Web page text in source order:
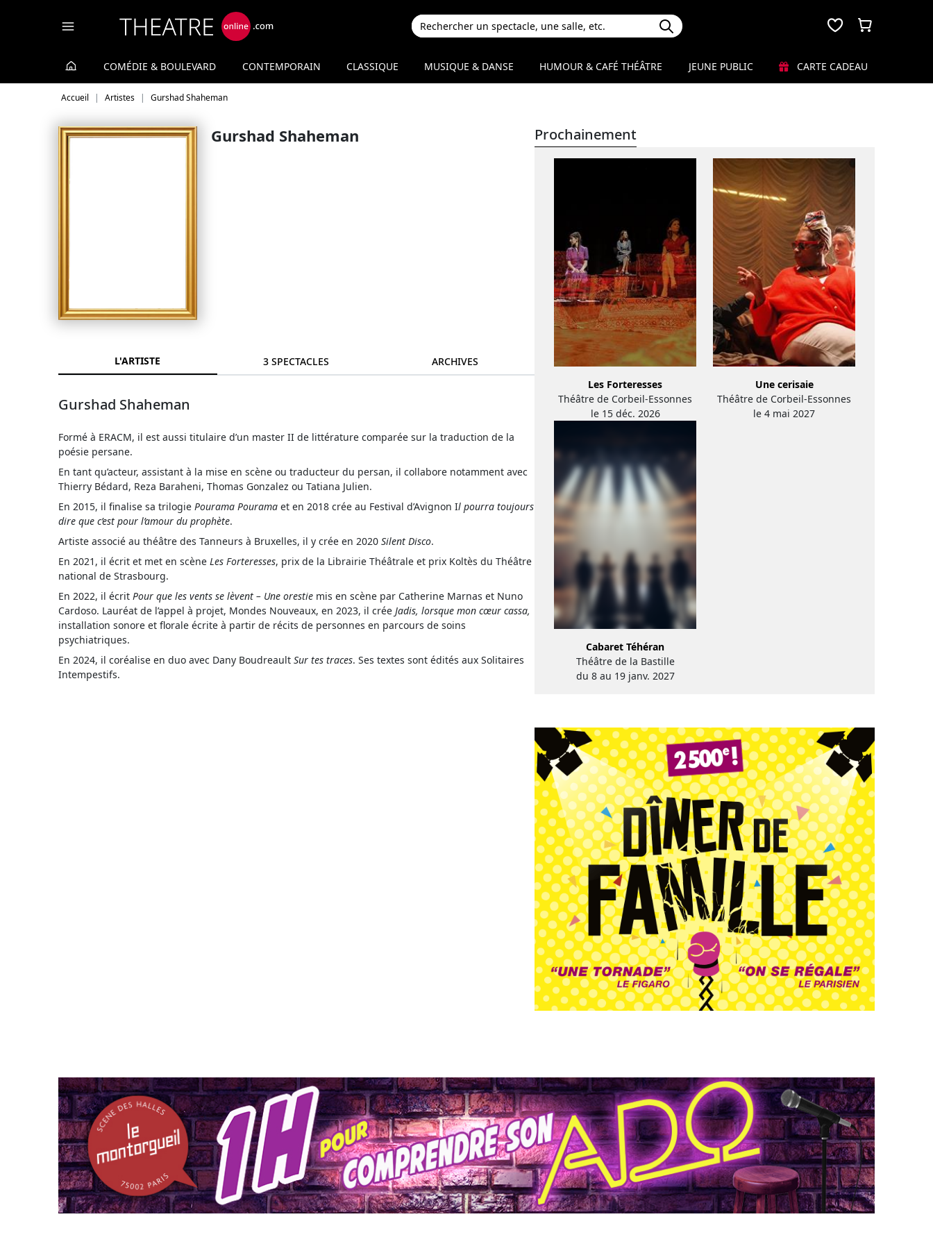
COMÉDIE & BOULEVARD CONTEMPORAIN CLASSIQUE MUSIQUE & DANSE HUMOUR & CAFÉ THÉÂTRE JEUNE PUBLIC CARTE CADEAU
Accueil Artistes Gurshad Shaheman
Gurshad Shaheman
L'ARTISTE 3 SPECTACLES ARCHIVES
Gurshad Shaheman
Formé à ERACM, il est aussi titulaire d’un master II de littérature comparée sur la traduction de la
poésie persane.
En tant qu’acteur, assistant à la mise en scène ou traducteur du persan, il collabore notamment avec
Thierry Bédard, Reza Baraheni, Thomas Gonzalez ou Tatiana Julien.
En 2015, il finalise sa trilogie Pourama Pourama et en 2018 crée au Festival d’Avignon Il pourra toujours
dire que c’est pour l’amour du prophète.
Artiste associé au théâtre des Tanneurs à Bruxelles, il y crée en 2020 Silent Disco.
En 2021, il écrit et met en scène Les Forteresses, prix de la Librairie Théâtrale et prix Koltès du Théâtre
national de Strasbourg.
En 2022, il écrit Pour que les vents se lèvent – Une orestie mis en scène par Catherine Marnas et Nuno
Cardoso. Lauréat de l’appel à projet, Mondes Nouveaux, en 2023, il crée Jadis, lorsque mon cœur cassa,
installation sonore et florale écrite à partir de récits de personnes en parcours de soins
psychiatriques.
En 2024, il coréalise en duo avec Dany Boudreault Sur tes traces. Ses textes sont édités aux Solitaires
Intempestifs.
Prochainement
Les Forteresses
Théâtre de Corbeil-Essonnes
le 15 déc. 2026
Une cerisaie
Théâtre de Corbeil-Essonnes
le 4 mai 2027
Cabaret Téhéran
Théâtre de la Bastille
du 8 au 19 janv. 2027